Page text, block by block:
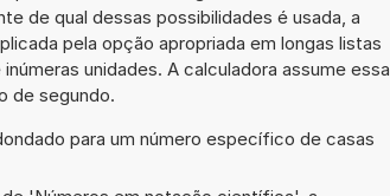
de qual dessas possibilidades é usada, a
pela opção apropriada em longas listas
unidades. A calculadora assume essa
de segundo.
para um número específico de casas